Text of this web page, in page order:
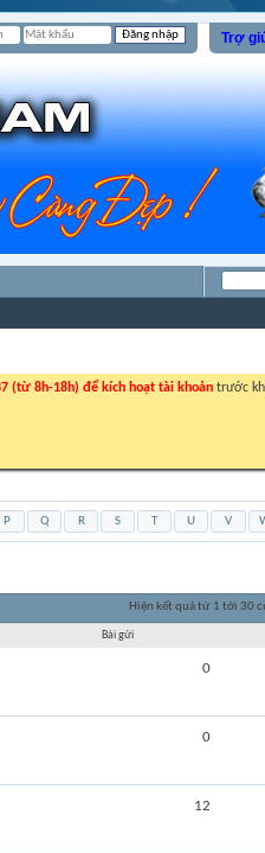
Trợ
(từ 8h-18h) để kích hoạt tài khoản trước
P Q R S T U V
Hiện kết quả từ 1 tới 30
Bài gửi
0
0
12